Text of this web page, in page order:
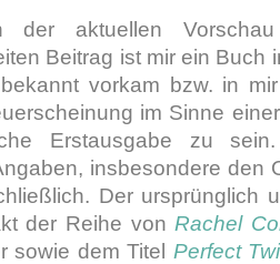
der aktuellen
Beitrag ist mir ein Buch
vorkam bzw. in
im Sinne
Erstausgabe zu
insbesondere den
Der ursprünglich
der Reihe von Rachel
sowie dem Titel Perfect